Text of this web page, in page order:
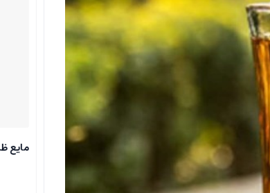
مایع ظرفشویی مایع